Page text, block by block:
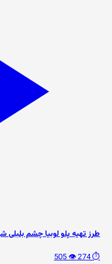
طرز تهیه پلو لوبیا چشم بلبلی
⏱️ 274
👁️ 505